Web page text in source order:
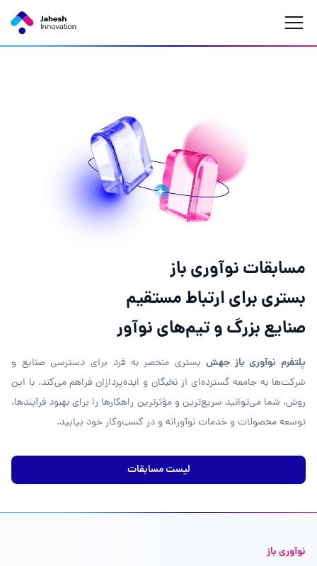
مسابقات نوآوری باز
بستری برای ارتباط مستقیم
صنایع بزرگ و تیم‌های نوآور
پلتفرم نوآوری باز جهش بستری منحصر به فرد برای دسترسی صنایع و
شرکت‌ها به جامعه گسترده‌ای از نخبگان و ایده‌پردازان فراهم می‌کند. با این
روش، شما می‌توانید سریع‌ترین و مؤثرترین راهکارها را برای بهبود فرآیندها،
توسعه محصولات و خدمات نوآورانه و در کسب‌وکار خود بیابید.
لیست مسابقات
نوآوری باز